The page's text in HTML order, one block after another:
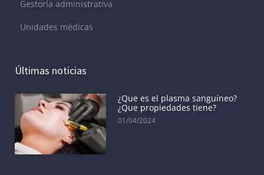
Gestoría administrativa
Unidades médicas
Últimas noticias
¿Que es el plasma sanguíneo?
¿Que propiedades tiene?
01/04/2024